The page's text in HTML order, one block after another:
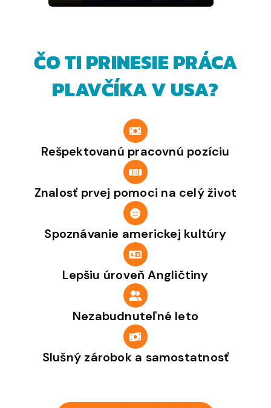
ČO TI PRINESIE PRÁCA
PLAVČÍKA V USA?
Rešpektovanú pracovnú pozíciu
Znalosť prvej pomoci na celý život
Spoznávanie americkej kultúry
Lepšiu úroveň Angličtiny
Nezabudnuteľné leto
Slušný zárobok a samostatnosť